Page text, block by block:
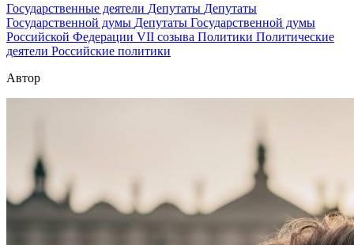
Государственные деятели Депутаты Депутаты
Государственной думы Депутаты Государственной думы
Российской Федерации VII созыва Политики Политические
деятели Российские политики
Автор